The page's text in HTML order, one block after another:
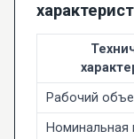
Рабочий
Номинальная